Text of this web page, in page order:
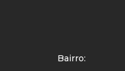
Bairro: